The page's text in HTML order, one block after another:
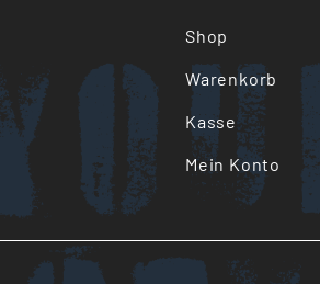
Shop
Warenkorb
Kasse
Mein Konto